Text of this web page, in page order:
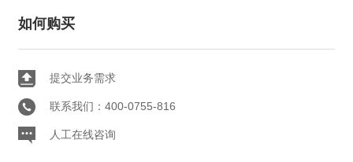
如何购买
提交业务需求
联系我们：400-0755-816
人工在线咨询